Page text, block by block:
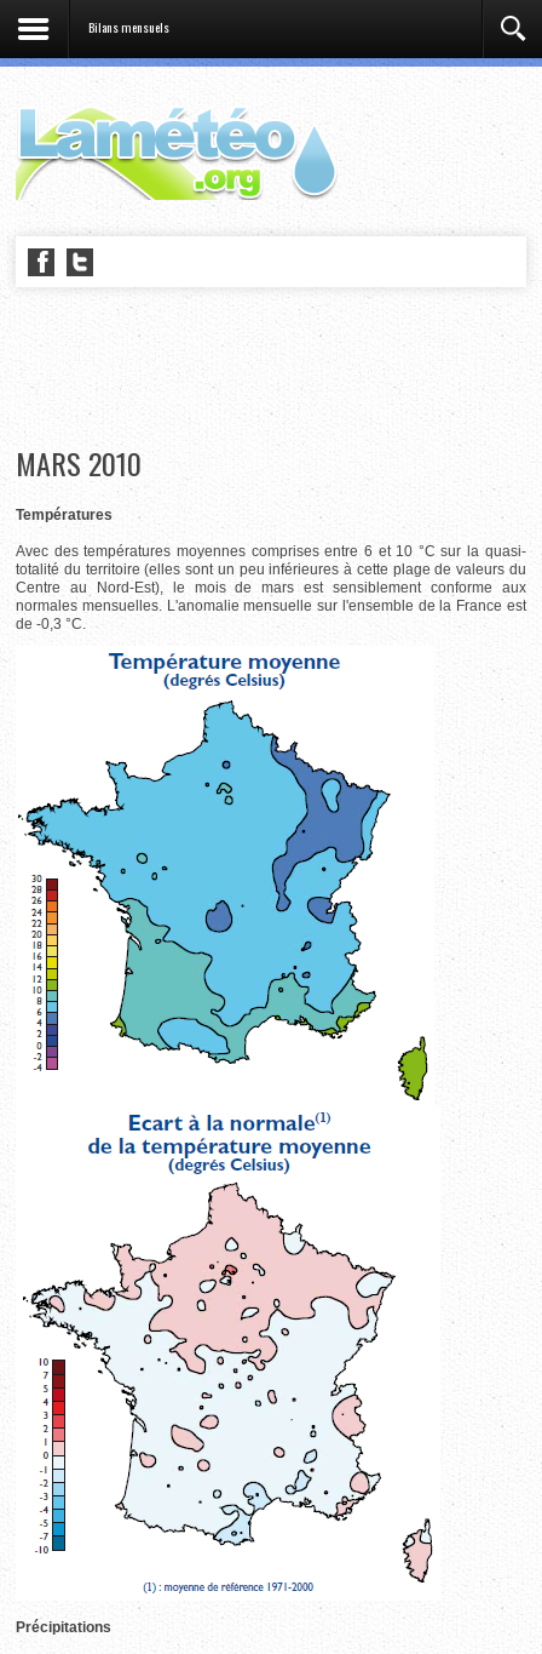
Bilans mensuels
MARS 2010
Températures
Avec des températures moyennes comprises entre 6 et 10 °C sur la quasi-
totalité du territoire (elles sont un peu inférieures à cette plage de valeurs du
Centre au Nord-Est), le mois de mars est sensiblement conforme aux
normales mensuelles. L'anomalie mensuelle sur l'ensemble de la France est
de -0,3 °C.
Précipitations